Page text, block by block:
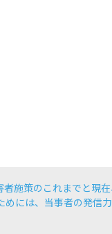
施策のこれまでと現
には、当事者の発信